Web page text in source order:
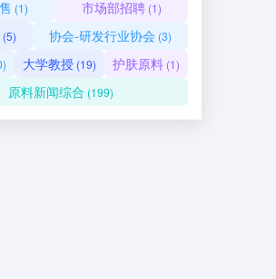
(1) 市场部招聘(1)
(5) 协会-研发行业协会 (3)
大学教授 (19) 护肤原料 (1)
原料新闻综合 (199)